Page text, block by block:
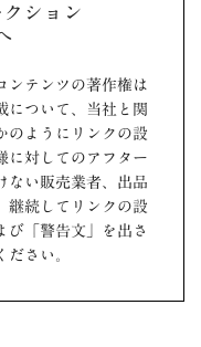
ション
ンテンツの著作権は
について、当社と関
のようにリンクの設
に対してのアフター
ない販売業者、出品
継続してリンクの設
び「警告文」を出さ
さい。